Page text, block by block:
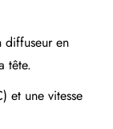
diffuseur en
tête.
et une vitesse